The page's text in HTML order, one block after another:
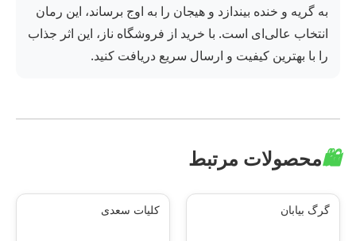
به گریه و خنده بیندازد و هیجان را به اوج برساند، این رمان
انتخاب عالی‌ای است. با خرید از فروشگاه ناز، این اثر جذاب
را با بهترین کیفیت و ارسال سریع دریافت کنید.
🛍️محصولات مرتبط
گرگ بیابان کلیات سعدی